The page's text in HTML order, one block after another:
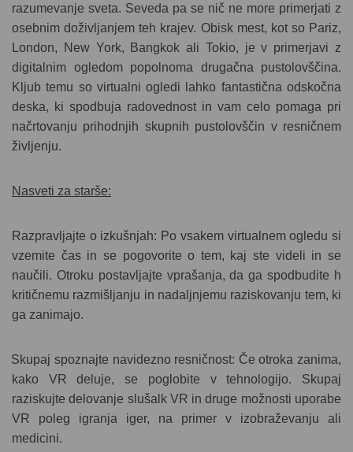
razumevanje sveta. Seveda pa se nič ne more primerjati z
osebnim doživljanjem teh krajev. Obisk mest, kot so Pariz,
London, New York, Bangkok ali Tokio, je v primerjavi z
digitalnim ogledom popolnoma drugačna pustolovščina.
Kljub temu so virtualni ogledi lahko fantastična odskočna
deska, ki spodbuja radovednost in vam celo pomaga pri
načrtovanju prihodnjih skupnih pustolovščin v resničnem
življenju.
Nasveti za starše:
Razpravljajte o izkušnjah: Po vsakem virtualnem ogledu si
vzemite čas in se pogovorite o tem, kaj ste videli in se
naučili. Otroku postavljajte vprašanja, da ga spodbudite h
kritičnemu razmišljanju in nadaljnjemu raziskovanju tem, ki
ga zanimajo.
Skupaj spoznajte navidezno resničnost: Če otroka zanima,
kako VR deluje, se poglobite v tehnologijo. Skupaj
raziskujte delovanje slušalk VR in druge možnosti uporabe
VR poleg igranja iger, na primer v izobraževanju ali
medicini.